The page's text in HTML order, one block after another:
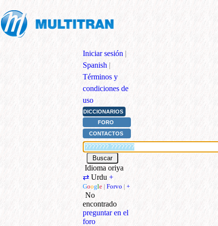
Iniciar sesión |
Spanish |
Términos y
condiciones de
uso
DICCIONARIOS
FORO
CONTACTOS
Idioma oriya
⇄ Urdu +
Google | Forvo | +
No
encontrado
preguntar en el
foro